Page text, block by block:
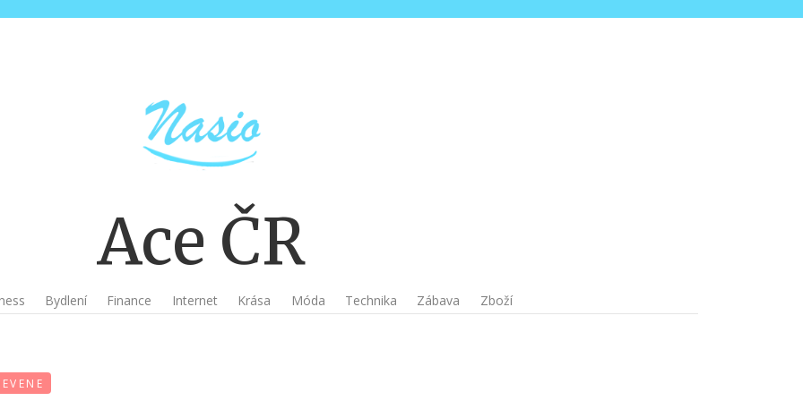
Ace ČR
Bydlení Finance Internet Krása Móda Technika Zábava Zboží